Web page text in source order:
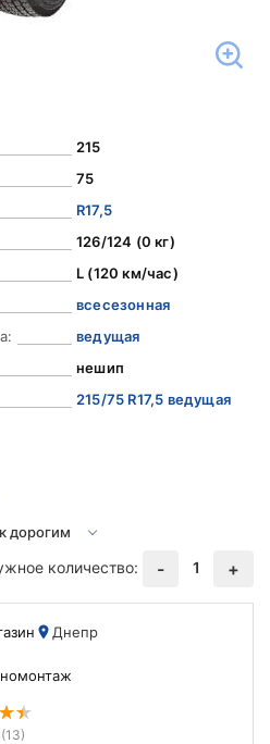
215
75
R17,5
126/124 (0 кг)
L (120 км/час)
всесезонная
ведущая
нешип
215/75 R17,5 ведущая
количество:
- 1 +
Днепр
(13)